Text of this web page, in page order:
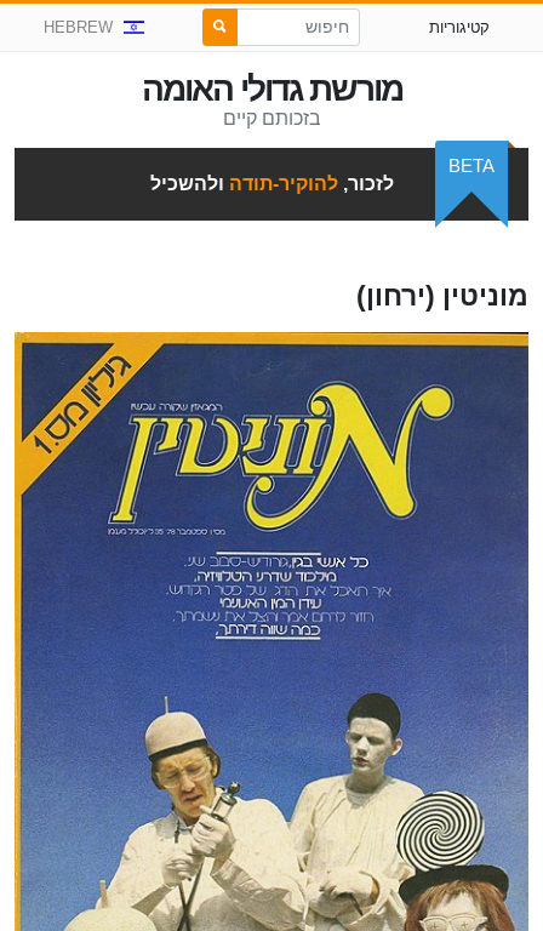
קטיגוריות HEBREW
מורשת גדולי האומה
בזכותם קיים
לזכור,להוקיר-תודה ולהשכיל
BETA
מוניטין (ירחון)